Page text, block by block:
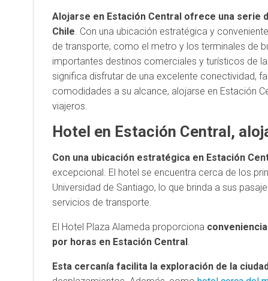
Alojarse en Estación Central ofrece una serie
Chile. Con una ubicación estratégica y
de transporte, como el metro y los terminales de
importantes destinos comerciales y turísticos de
significa disfrutar de una excelente conectividad,
comodidades a su alcance, alojarse en Estación
viajeros.
Hotel en Estación Central,
Con una ubicación estratégica en Estación
excepcional. El hotel se encuentra cerca de los
Universidad de Santiago, lo que brinda a sus
servicios de transporte.
El Hotel Plaza Alameda proporciona
por horas en Estación Central.
Esta cercanía facilita la exploración de la